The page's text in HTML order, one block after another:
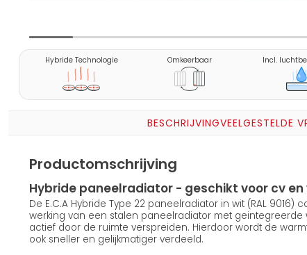
Hybride Technologie Omkeerbaar Incl.
BESCHRIJVINGVEELGESTELDE
Productomschrijving
Hybride paneelradiator - geschikt voor cv
De E.C.A Hybride Type 22 paneelradiator in wit (RAL 9016)
werking van een stalen paneelradiator met
actief door de ruimte verspreiden. Hierdoor wordt de
ook sneller en gelijkmatiger verdeeld.